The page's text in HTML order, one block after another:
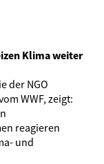
Klima weiter
der NGO
WWF, zeigt:
reagieren
und